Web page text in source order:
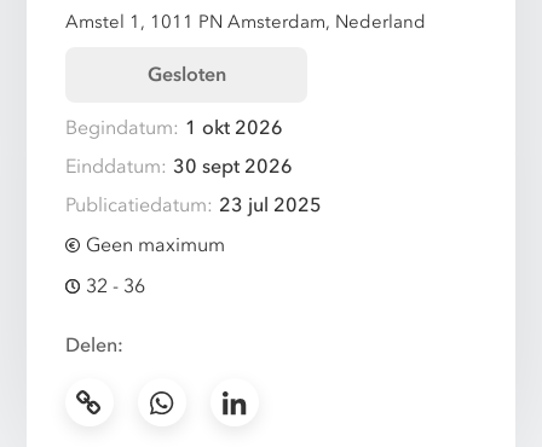
Amstel 1, 1011 PN Amsterdam, Nederland
Gesloten
Begindatum: 1 okt 2026
Einddatum: 30 sept 2026
Publicatiedatum: 23 jul 2025
Geen maximum
32 - 36
Delen: